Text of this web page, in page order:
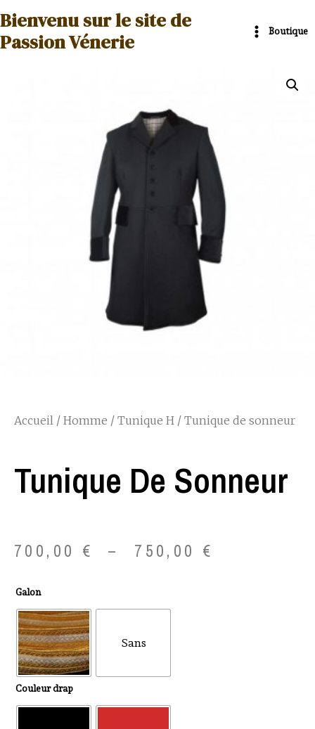
au
contenu
Bienvenu sur le site de
Passion Vénerie
MenuBoutique
Accueil / Homme / Tunique H / Tunique de sonneur
Tunique De Sonneur
700,00 € – 750,00 €
Galon
Sans
Couleur drap
quantité
de
Tunique
de
sonneur